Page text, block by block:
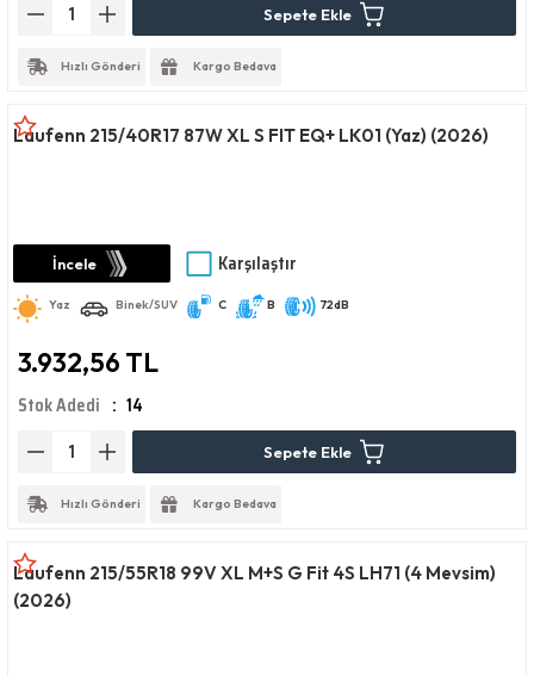
Sepete Ekle
Hızlı Gönderi Kargo Bedava
Laufenn 215/40R17 87W XL S FIT EQ+ LK01 (Yaz) (2026)
İncele Karşılaştır
Yaz Binek/SUV C B 72dB
3.932,56 TL
Stok Adedi 14
Sepete Ekle
Hızlı Gönderi Kargo Bedava
Laufenn 215/55R18 99V XL M+S G Fit 4S LH71 (4 Mevsim)
(2026)